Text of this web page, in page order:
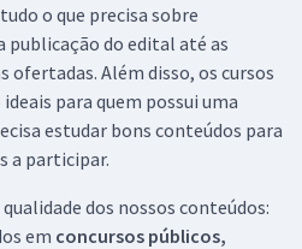
o que precisa sobre
publicação do edital até as
ofertadas. Além disso, os cursos
para quem possui uma
estudar bons conteúdos para
a participar.
dos nossos conteúdos:
em concursos públicos,